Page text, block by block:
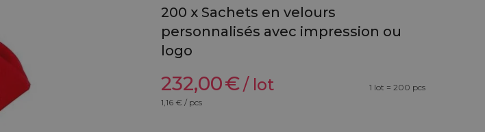
200 x Sachets en velours
personnalisés avec impression ou
logo
232,00€/ lot
1 lot = 200 pcs
1,16€ / pcs